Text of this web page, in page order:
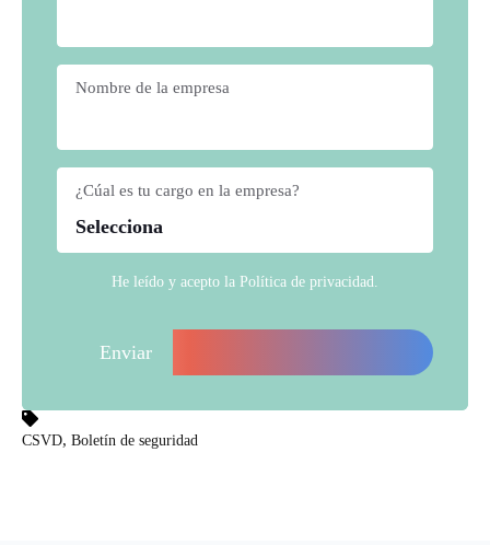
Nombre de la empresa
¿Cúal es tu cargo en la empresa?
He leído y acepto la Política de privacidad
CSVD, Boletín de seguridad